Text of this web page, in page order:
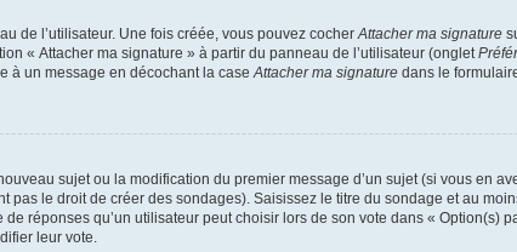
de l’utilisateur. Une fois créée, vous pouvez cocher Attacher ma signature
« Attacher ma signature » à partir du panneau de l’utilisateur (onglet
à un message en décochant la case Attacher ma signature dans le
sujet ou la modification du premier message d’un sujet (si vous en
pas le droit de créer des sondages). Saisissez le titre du sondage et au
réponses qu’un utilisateur peut choisir lors de son vote dans « Option(s)
leur vote.